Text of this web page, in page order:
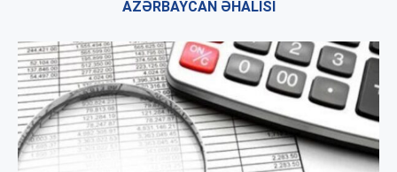
AZƏRBAYCAN ƏHALISI